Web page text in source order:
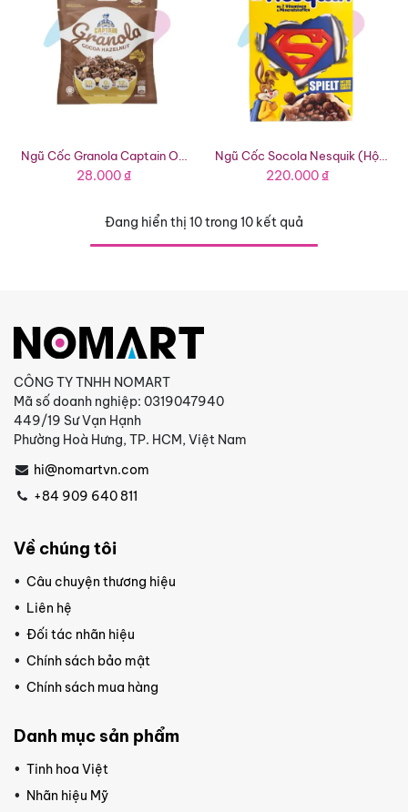
28.000₫ 220.000₫
Đang hiển thị 10 trong 10 kết quả
CÔNG TY TNHH NOMART
Mã số doanh nghiệp: 0319047940
449/19 Sư Vạn Hạnh
Phường Hoà Hưng, TP. HCM, Việt Nam
hi@nomartvn.com
+84 909 640 811
Về chúng tôi
Câu chuyện thương hiệu
Liên hệ
Đối tác nhãn hiệu
Chính sách bảo mật
Chính sách mua hàng
Danh mục sản phẩm
Tinh hoa Việt
Nhãn hiệu Mỹ